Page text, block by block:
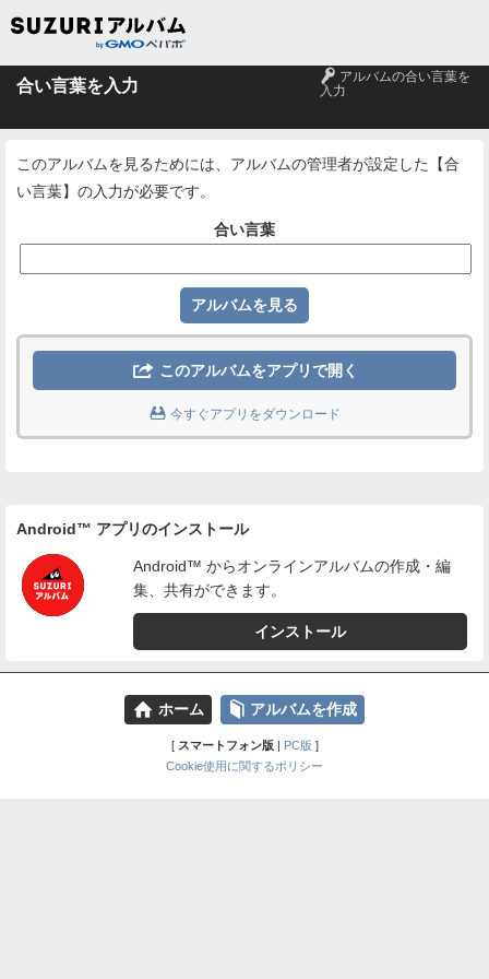
合い言葉を入力 🔑 アルバムの合い言葉を
入力
このアルバムを見るためには、アルバムの管理者が設定した【合
い言葉】の入力が必要です。
合い言葉
 このアルバムをアプリで開く
 今すぐアプリをダウンロード
Android™ アプリのインストール
Android™ からオンラインアルバムの作成・編
集、共有ができます。
インストール
⌂ ホーム 📕 アルバムを作成
[ スマートフォン版| PC版 ]
Cookie使用に関するポリシー